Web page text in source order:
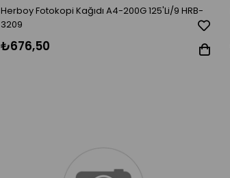
Herboy Fotokopi Kağıdı A4-200G 125'Li/9 HRB-
3209
₺676,50